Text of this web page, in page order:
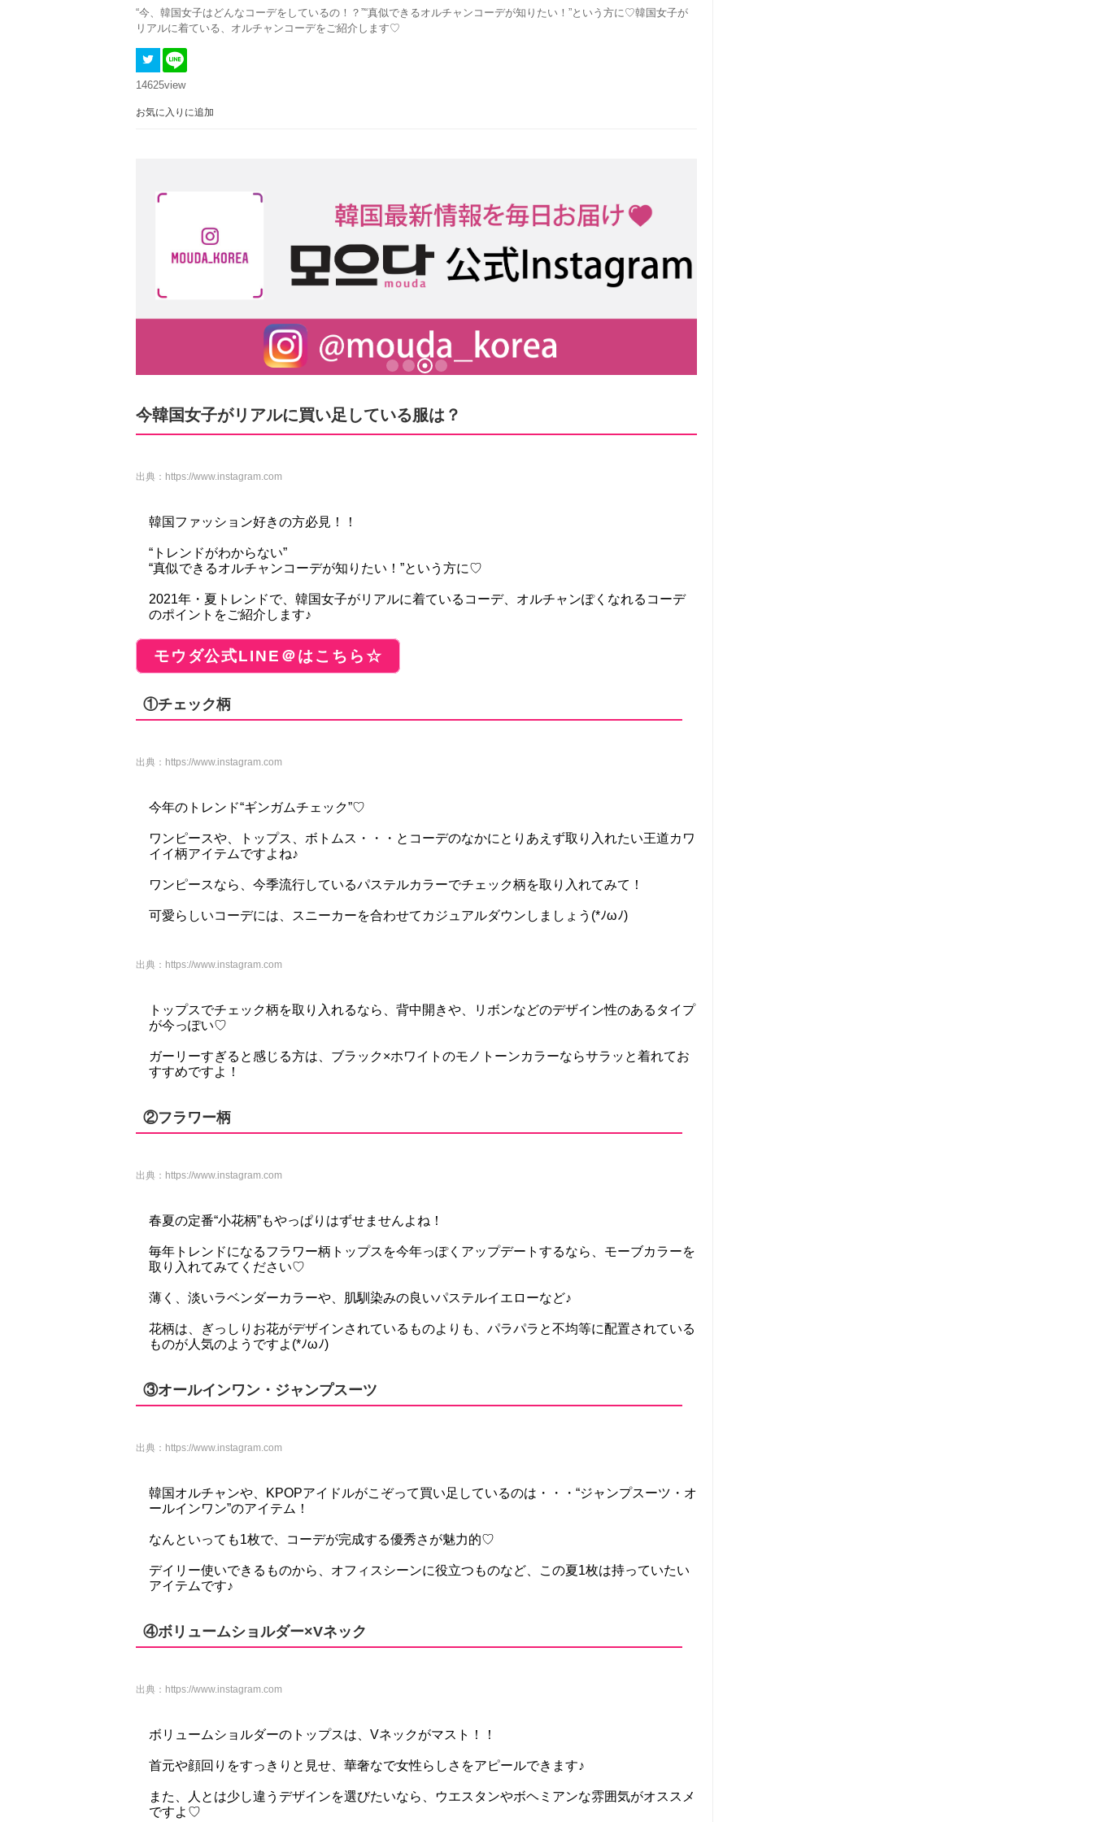
“今、韓国女子はどんなコーデをしているの！？”“真似できるオルチャンコーデが知りたい！”という方に♡韓国女子が
リアルに着ている、オルチャンコーデをご紹介します♡
14625view
お気に入りに追加
今韓国女子がリアルに買い足している服は？
出典： https://www.instagram.com
韓国ファッション好きの方必見！！
“トレンドがわからない”
“真似できるオルチャンコーデが知りたい！”という方に♡
2021年・夏トレンドで、韓国女子がリアルに着ているコーデ、オルチャンぽくなれるコーデ
のポイントをご紹介します♪
モウダ公式LINE＠はこちら☆
①チェック柄
出典： https://www.instagram.com
今年のトレンド“ギンガムチェック”♡
ワンピースや、トップス、ボトムス・・・とコーデのなかにとりあえず取り入れたい王道カワ
イイ柄アイテムですよね♪
ワンピースなら、今季流行しているパステルカラーでチェック柄を取り入れてみて！
可愛らしいコーデには、スニーカーを合わせてカジュアルダウンしましょう(*ﾉωﾉ)
出典： https://www.instagram.com
トップスでチェック柄を取り入れるなら、背中開きや、リボンなどのデザイン性のあるタイプ
が今っぽい♡
ガーリーすぎると感じる方は、ブラック×ホワイトのモノトーンカラーならサラッと着れてお
すすめですよ！
②フラワー柄
出典： https://www.instagram.com
春夏の定番“小花柄”もやっぱりはずせませんよね！
毎年トレンドになるフラワー柄トップスを今年っぽくアップデートするなら、モーブカラーを
取り入れてみてください♡
薄く、淡いラベンダーカラーや、肌馴染みの良いパステルイエローなど♪
花柄は、ぎっしりお花がデザインされているものよりも、パラパラと不均等に配置されている
ものが人気のようですよ(*ﾉωﾉ)
③オールインワン・ジャンプスーツ
出典： https://www.instagram.com
韓国オルチャンや、KPOPアイドルがこぞって買い足しているのは・・・“ジャンプスーツ・オ
ールインワン”のアイテム！
なんといっても1枚で、コーデが完成する優秀さが魅力的♡
デイリー使いできるものから、オフィスシーンに役立つものなど、この夏1枚は持っていたい
アイテムです♪
④ボリュームショルダー×Vネック
出典： https://www.instagram.com
ボリュームショルダーのトップスは、Vネックがマスト！！
首元や顔回りをすっきりと見せ、華奢なで女性らしさをアピールできます♪
また、人とは少し違うデザインを選びたいなら、ウエスタンやボヘミアンな雰囲気がオススメ
ですよ♡